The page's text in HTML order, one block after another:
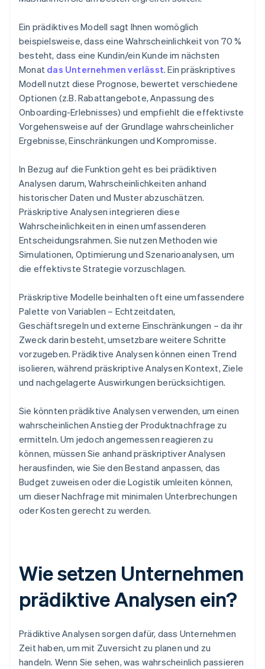
Ein prädiktives Modell sagt Ihnen womöglich
beispielsweise, dass eine Wahrscheinlichkeit von 70 %
besteht, dass eine Kundin/ein Kunde im nächsten
Monat das Unternehmen verlässt. Ein präskriptives
Modell nutzt diese Prognose, bewertet verschiedene
Optionen (z.B. Rabattangebote, Anpassung des
Onboarding-Erlebnisses) und empfiehlt die effektivste
Vorgehensweise auf der Grundlage wahrscheinlicher
Ergebnisse, Einschränkungen und Kompromisse.
In Bezug auf die Funktion geht es bei prädiktiven
Analysen darum, Wahrscheinlichkeiten anhand
historischer Daten und Muster abzuschätzen.
Präskriptive Analysen integrieren diese
Wahrscheinlichkeiten in einen umfassenderen
Entscheidungsrahmen. Sie nutzen Methoden wie
Simulationen, Optimierung und Szenarioanalysen, um
die effektivste Strategie vorzuschlagen.
Präskriptive Modelle beinhalten oft eine umfassendere
Palette von Variablen – Echtzeitdaten,
Geschäftsregeln und externe Einschränkungen – da ihr
Zweck darin besteht, umsetzbare weitere Schritte
vorzugeben. Prädiktive Analysen können einen Trend
isolieren, während präskriptive Analysen Kontext, Ziele
und nachgelagerte Auswirkungen berücksichtigen.
Sie könnten prädiktive Analysen verwenden, um einen
wahrscheinlichen Anstieg der Produktnachfrage zu
ermitteln. Um jedoch angemessen reagieren zu
können, müssen Sie anhand präskriptiver Analysen
herausfinden, wie Sie den Bestand anpassen, das
Budget zuweisen oder die Logistik umleiten können,
um dieser Nachfrage mit minimalen Unterbrechungen
oder Kosten gerecht zu werden.
Wie setzen Unternehmen
prädiktive Analysen ein?
Prädiktive Analysen sorgen dafür, dass Unternehmen
Zeit haben, um mit Zuversicht zu planen und zu
handeln. Wenn Sie sehen, was wahrscheinlich passieren